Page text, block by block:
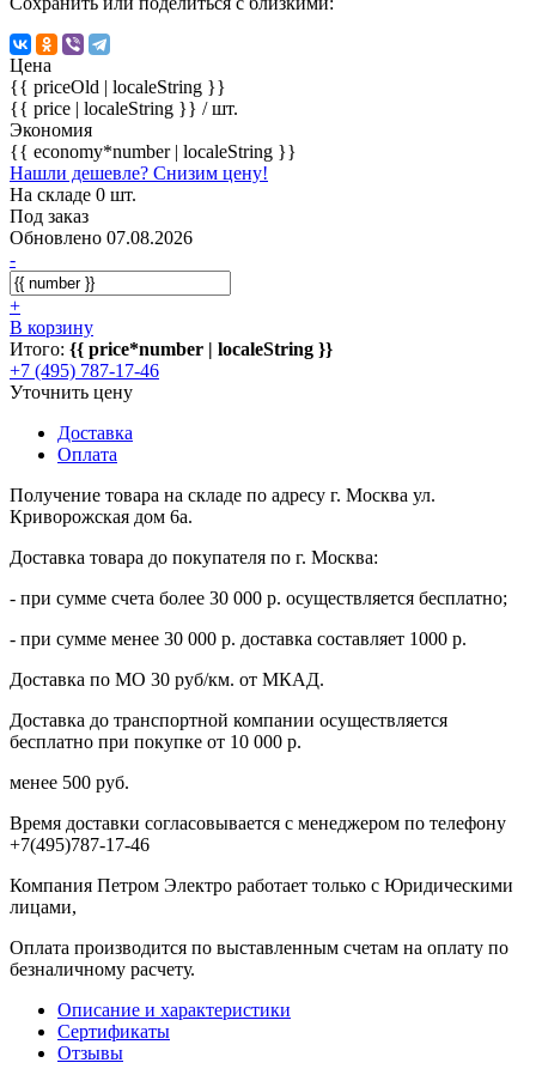
Цена
{{ priceOld | localeString }}
{{ price | localeString }} / шт.
Экономия
{{ economy*number | localeString }}
Нашли дешевле? Снизим цену!
На складе 0 шт.
Под заказ
Обновлено 07.08.2026
-
+
В корзину
Итого: {{ price*number | localeString }}
+7 (495) 787-17-46
Уточнить цену
Доставка
Оплата
Получение товара на складе по адресу г. Москва ул.
Криворожская дом 6а.
Доставка товара до покупателя по г. Москва:
- при сумме счета более 30 000 р. осуществляется бесплатно;
- при сумме менее 30 000 р. доставка составляет 1000 р.
Доставка по МО 30 руб/км. от МКАД.
Доставка до транспортной компании осуществляется
бесплатно при покупке от 10 000 р.
менее 500 руб.
Время доставки согласовывается с менеджером по телефону
+7(495)787-17-46
Компания Петром Электро работает только с Юридическими
лицами,
Оплата производится по выставленным счетам на оплату по
безналичному расчету.
Описание и характеристики
Сертификаты
Отзывы